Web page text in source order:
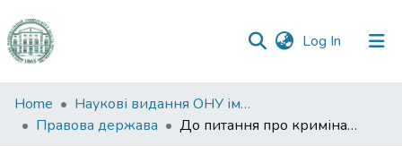
Log In (current)
Communities
&
Home
Наукові видання ОНУ імені І. І. Мечникова
Правова держава
До питання про кримінально-правовий статус юридичної особи в Україні